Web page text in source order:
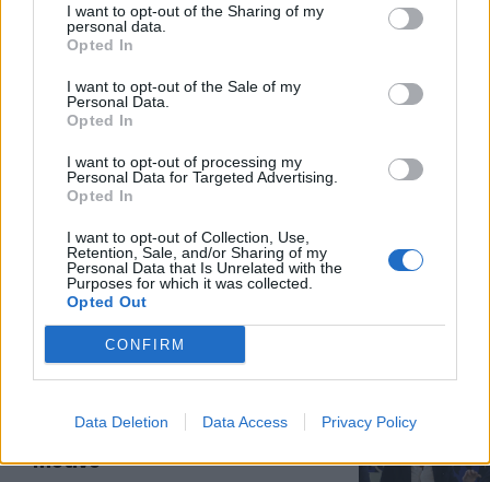
I want to opt-out of the Sharing of my
personal data.
Opted In
I want to opt-out of the Sale of my
Personal Data.
Opted In
I want to opt-out of processing my
Personal Data for Targeted Advertising.
Opted In
I want to opt-out of Collection, Use,
Retention, Sale, and/or Sharing of my
Personal Data that Is Unrelated with the
Purposes for which it was collected.
Opted Out
CONFIRM
Data Deletion Data Access Privacy Policy
ARRESTATO
alternative. Le accuse e il caso
del "presofferto"
Gianni Alemanno, l'arresto dopo
la revoca dei servizi sociali: cosa
è successo
01/01/2025
ROMA
Gianni Alemanno arrestato, si
motivo